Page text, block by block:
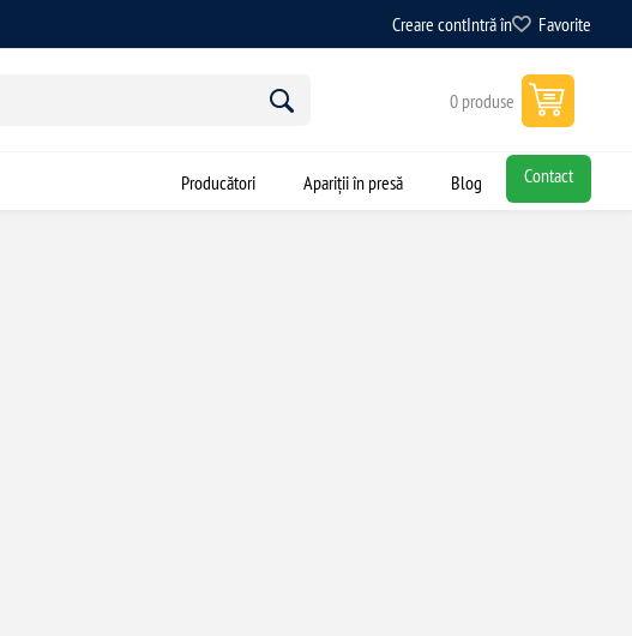
Creare contIntră în Favorite
0 produse
Producători Apariții în presă Blog Contact